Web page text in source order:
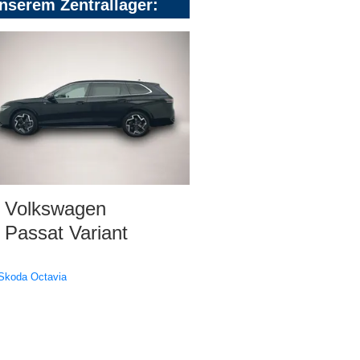
Zentrallager:
Volkswagen
Passat Variant